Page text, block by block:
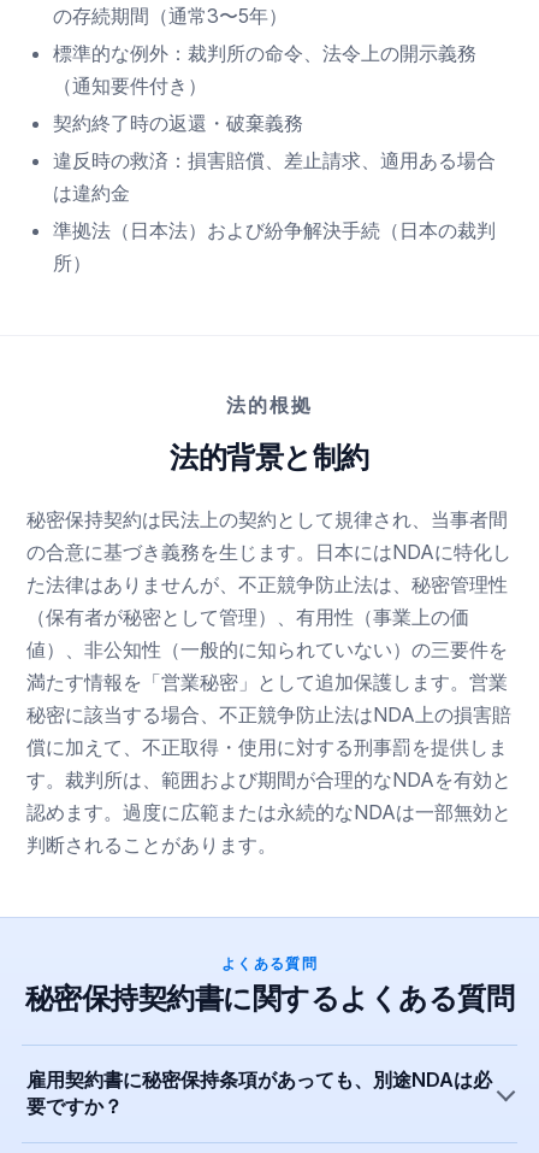
の存続期間（通常3〜5年）
標準的な例外：裁判所の命令、法令上の開示義務
（通知要件付き）
契約終了時の返還・破棄義務
違反時の救済：損害賠償、差止請求、適用ある場合
は違約金
準拠法（日本法）および紛争解決手続（日本の裁判
所）
法的根拠
法的背景と制約
秘密保持契約は民法上の契約として規律され、当事者間
の合意に基づき義務を生じます。日本にはNDAに特化し
た法律はありませんが、不正競争防止法は、秘密管理性
（保有者が秘密として管理）、有用性（事業上の価
値）、非公知性（一般的に知られていない）の三要件を
満たす情報を「営業秘密」として追加保護します。営業
秘密に該当する場合、不正競争防止法はNDA上の損害賠
償に加えて、不正取得・使用に対する刑事罰を提供しま
す。裁判所は、範囲および期間が合理的なNDAを有効と
認めます。過度に広範または永続的なNDAは一部無効と
判断されることがあります。
よくある質問
秘密保持契約書に関するよくある質問
雇用契約書に秘密保持条項があっても、別途NDAは必
要ですか？